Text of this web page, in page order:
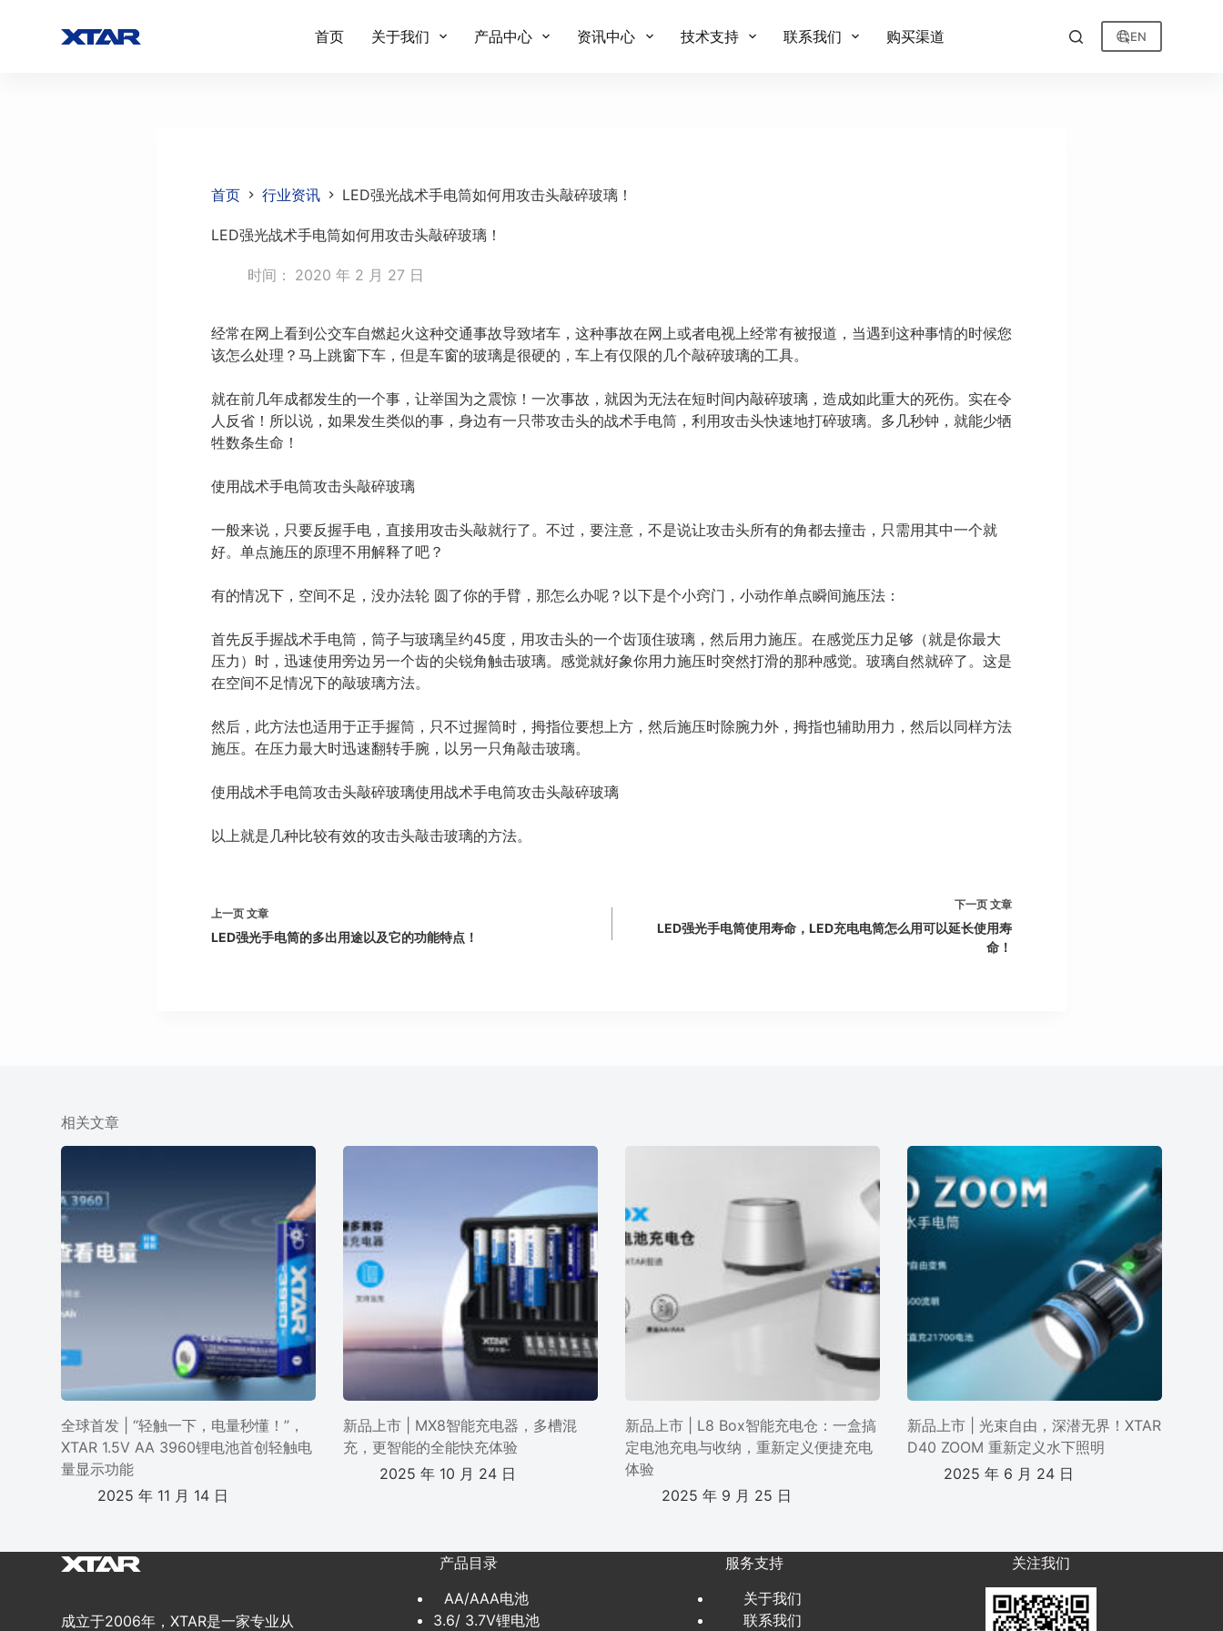
首页 关于我们 产品中心 资讯中心 技术支持 联系我们 购买渠道 EN
首页 行业资讯 LED强光战术手电筒如何用攻击头敲碎玻璃！
LED强光战术手电筒如何用攻击头敲碎玻璃！
时间： 2020 年 2 月 27 日
经常在网上看到公交车自燃起火这种交通事故导致堵车，这种事故在网上或者电视上经常有被报道，当遇到这种事情的时候您
该怎么处理？马上跳窗下车，但是车窗的玻璃是很硬的，车上有仅限的几个敲碎玻璃的工具。
就在前几年成都发生的一个事，让举国为之震惊！一次事故，就因为无法在短时间内敲碎玻璃，造成如此重大的死伤。实在令
人反省！所以说，如果发生类似的事，身边有一只带攻击头的战术手电筒，利用攻击头快速地打碎玻璃。多几秒钟，就能少牺
牲数条生命！
使用战术手电筒攻击头敲碎玻璃
一般来说，只要反握手电，直接用攻击头敲就行了。不过，要注意，不是说让攻击头所有的角都去撞击，只需用其中一个就
好。单点施压的原理不用解释了吧？
有的情况下，空间不足，没办法轮 圆了你的手臂，那怎么办呢？以下是个小窍门，小动作单点瞬间施压法：
首先反手握战术手电筒，筒子与玻璃呈约45度，用攻击头的一个齿顶住玻璃，然后用力施压。在感觉压力足够（就是你最大
压力）时，迅速使用旁边另一个齿的尖锐角触击玻璃。感觉就好象你用力施压时突然打滑的那种感觉。玻璃自然就碎了。这是
在空间不足情况下的敲玻璃方法。
然后，此方法也适用于正手握筒，只不过握筒时，拇指位要想上方，然后施压时除腕力外，拇指也辅助用力，然后以同样方法
施压。在压力最大时迅速翻转手腕，以另一只角敲击玻璃。
使用战术手电筒攻击头敲碎玻璃使用战术手电筒攻击头敲碎玻璃
以上就是几种比较有效的攻击头敲击玻璃的方法。
上一页 文章
LED强光手电筒的多出用途以及它的功能特点！
下一页 文章
LED强光手电筒使用寿命，LED充电电筒怎么用可以延长使用寿
命！
相关文章
全球首发 | “轻触一下，电量秒懂！”，
XTAR 1.5V AA 3960锂电池首创轻触电
量显示功能
2025 年 11 月 14 日
新品上市 | MX8智能充电器，多槽混
充，更智能的全能快充体验
2025 年 10 月 24 日
新品上市 | L8 Box智能充电仓：一盒搞
定电池充电与收纳，重新定义便捷充电
体验
2025 年 9 月 25 日
新品上市 | 光束自由，深潜无界！XTAR
D40 ZOOM 重新定义水下照明
2025 年 6 月 24 日
成立于2006年，XTAR是一家专业从
产品目录
AA/AAA电池
3.6/ 3.7V锂电池
服务支持
关于我们
联系我们
关注我们